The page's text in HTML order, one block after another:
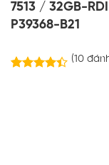
7513 / 32GB-
P39368-B21
(10